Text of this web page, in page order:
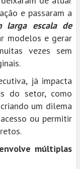
e passaram a
larga escala de
modelos e gerar
vezes sem
já impacta
do setor, como
um dilema
ou permitir
múltiplas